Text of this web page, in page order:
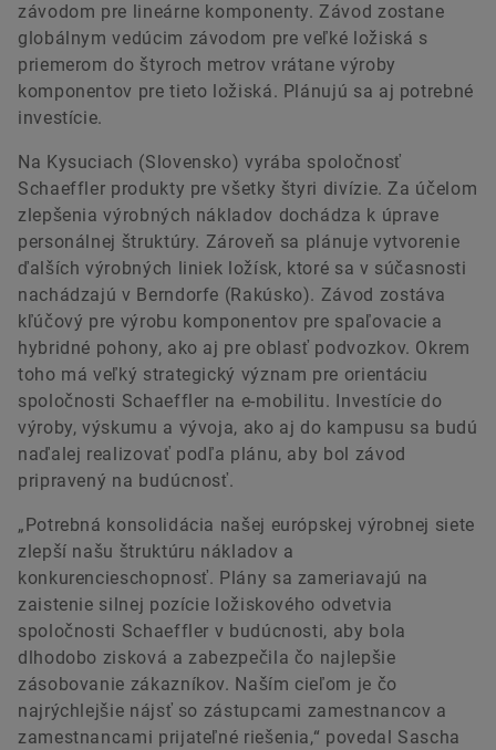
závodom pre lineárne komponenty. Závod zostane
globálnym vedúcim závodom pre veľké ložiská s
priemerom do štyroch metrov vrátane výroby
komponentov pre tieto ložiská. Plánujú sa aj potrebné
investície.
Na Kysuciach (Slovensko) vyrába spoločnosť
Schaeffler produkty pre všetky štyri divízie. Za účelom
zlepšenia výrobných nákladov dochádza k úprave
personálnej štruktúry. Zároveň sa plánuje vytvorenie
ďalších výrobných liniek ložísk, ktoré sa v súčasnosti
nachádzajú v Berndorfe (Rakúsko). Závod zostáva
kľúčový pre výrobu komponentov pre spaľovacie a
hybridné pohony, ako aj pre oblasť podvozkov. Okrem
toho má veľký strategický význam pre orientáciu
spoločnosti Schaeffler na e-mobilitu. Investície do
výroby, výskumu a vývoja, ako aj do kampusu sa budú
naďalej realizovať podľa plánu, aby bol závod
pripravený na budúcnosť.
„Potrebná konsolidácia našej európskej výrobnej siete
zlepší našu štruktúru nákladov a
konkurencieschopnosť. Plány sa zameriavajú na
zaistenie silnej pozície ložiskového odvetvia
spoločnosti Schaeffler v budúcnosti, aby bola
dlhodobo zisková a zabezpečila čo najlepšie
zásobovanie zákazníkov. Naším cieľom je čo
najrýchlejšie nájsť so zástupcami zamestnancov a
zamestnancami prijateľné riešenia,“ povedal Sascha